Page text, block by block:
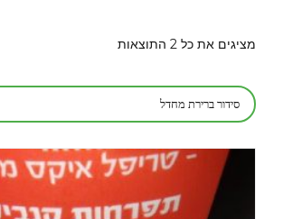
מציגים את כל ⁦2⁩ התוצאות